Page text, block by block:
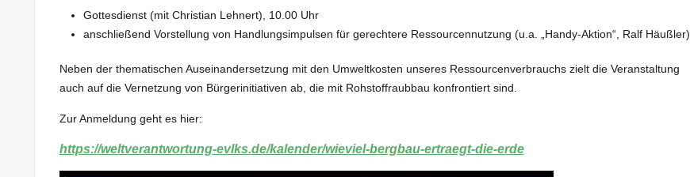
Gottesdienst (mit Christian Lehnert), 10.00 Uhr
anschließend Vorstellung von Handlungsimpulsen für gerechtere Ressourcennutzung (u.a. „Handy-Aktion“, Ralf Häußler)
Neben der thematischen Auseinandersetzung mit den Umweltkosten unseres Ressourcenverbrauchs zielt die Veranstaltung
auch auf die Vernetzung von Bürgerinitiativen ab, die mit Rohstoffraubbau konfrontiert sind.
Zur Anmeldung geht es hier:
https://weltverantwortung-evlks.de/kalender/wieviel-bergbau-ertraegt-die-erde